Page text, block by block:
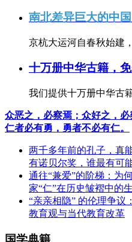
南北差异巨大的中
京杭大运河自春秋始建
十万册中华古籍，
我们提供十万册中华古
众恶之，必察焉；众好之，必
仁者必有勇，勇者不必有仁。
两千多年前的孔子，真
有诺贝尔奖，谁最有可
通往“兼爱”的阶梯：为
家“仁”在历史皱褶中的
“亲亲相隐” 的伦理争议
教育观与当代教育改革
国学典籍